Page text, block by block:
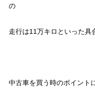
の
走行は11万キロといった具
中古車を買う時のポイント